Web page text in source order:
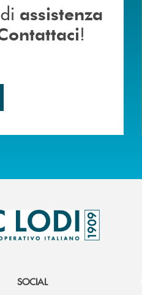
assistenza
!
SOCIAL